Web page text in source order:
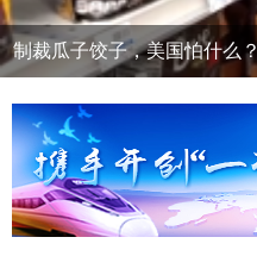
制裁瓜子饺子，美国怕什么？